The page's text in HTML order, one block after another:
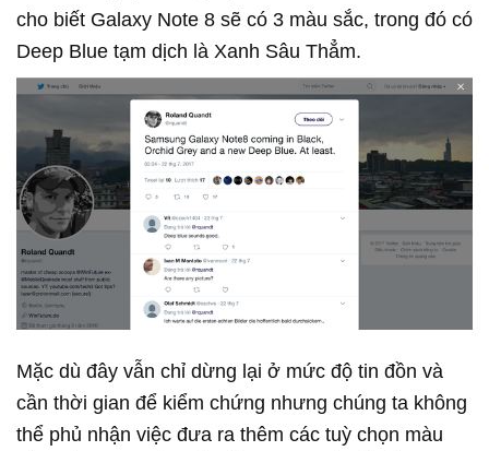
cho biết Galaxy Note 8 sẽ có 3 màu sắc, trong đó có
Deep Blue tạm dịch là Xanh Sâu Thẳm.
Mặc dù đây vẫn chỉ dừng lại ở mức độ tin đồn và
cần thời gian để kiểm chứng nhưng chúng ta không
thể phủ nhận việc đưa ra thêm các tuỳ chọn màu